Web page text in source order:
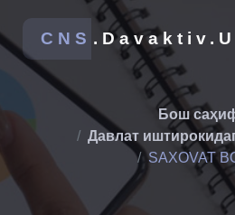
CNS
Бош
Давлат
SAXOVAT